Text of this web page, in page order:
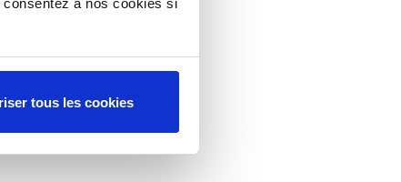
tous les cookies